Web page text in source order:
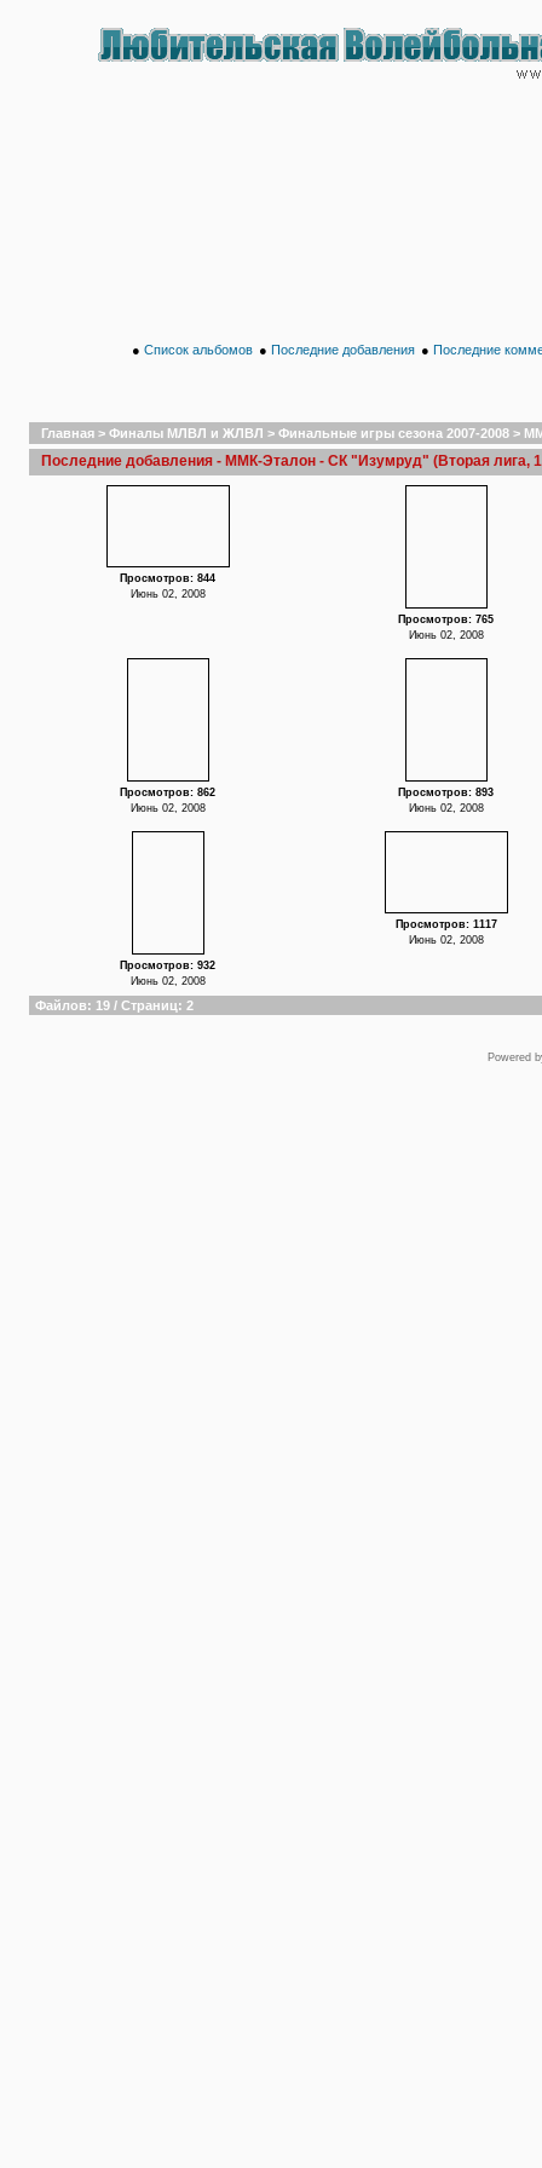
● Список альбомов ● Последние добавления ● Последние
Главная > Финалы МЛВЛ и ЖЛВЛ > Финальные игры сезона 2007-2008 >
Последние добавления - ММК-Эталон - СК "Изумруд" (Вторая лига,
Просмотров: 844
Июнь 02, 2008
Просмотров: 765
Июнь 02, 2008
Просмотров: 862
Июнь 02, 2008
Просмотров: 893
Июнь 02, 2008
Просмотров: 932
Июнь 02, 2008
Просмотров: 1117
Июнь 02, 2008
Файлов: 19 / Страниц: 2
Powered